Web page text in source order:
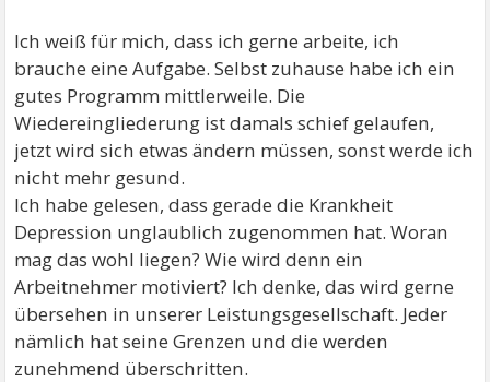
Ich weiß für mich, dass ich gerne arbeite, ich
brauche eine Aufgabe. Selbst zuhause habe ich ein
gutes Programm mittlerweile. Die
Wiedereingliederung ist damals schief gelaufen,
jetzt wird sich etwas ändern müssen, sonst werde ich
nicht mehr gesund.
Ich habe gelesen, dass gerade die Krankheit
Depression unglaublich zugenommen hat. Woran
mag das wohl liegen? Wie wird denn ein
Arbeitnehmer motiviert? Ich denke, das wird gerne
übersehen in unserer Leistungsgesellschaft. Jeder
nämlich hat seine Grenzen und die werden
zunehmend überschritten.